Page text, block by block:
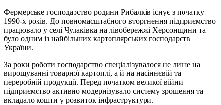
Фермерське господарство родини Рибалків існує з початку
1990-х років. До повномасштабного вторгнення підприємство
працювало у селі Чулаківка на лівобережжі Херсонщини та
було одним із найбільших картоплярських господарств
України.
За роки роботи господарство спеціалізувалося не лише на
вирощуванні товарної картоплі, а й на насіннєвій та
переробній продукції. Перед початком великої війни
підприємство активно модернізувало систему зрошення та
вкладало кошти у розвиток інфраструктури.